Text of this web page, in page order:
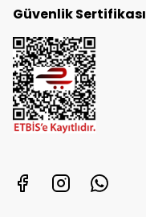
Güvenlik Sertifikası